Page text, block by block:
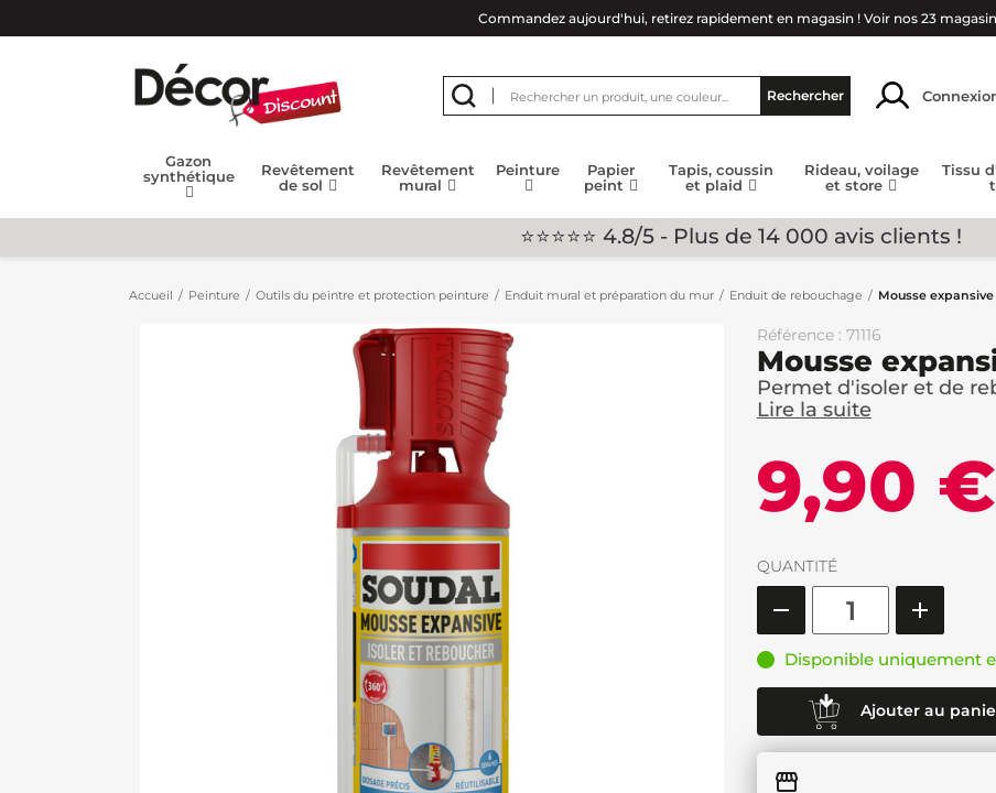
Commandez aujourd'hui, retirez rapidement en magasin ! Voir nos 23
Rechercher
Gazon
synthétique
Revêtement
de sol
Revêtement
mural
Peinture
Papier
peint
Tapis, coussin
et plaid
Rideau, voilage
et store
Tissu
⭐⭐⭐⭐⭐ 4.8/5 - Plus de 14 000 avis clients !
Accueil Peinture Outils du peintre et protection peinture Enduit mural et préparation du mur Enduit de rebouchage Mousse expansive
Référence : 71116
Mousse
Permet d'isoler et de
Lire la suite
9,90 €
QUANTITÉ
Disponible uniquement
Ajouter au